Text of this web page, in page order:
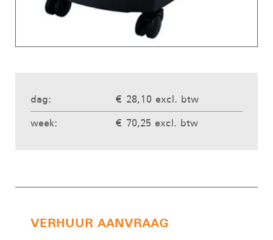
dag:
€ 28,10 excl. btw
week:
€ 70,25 excl. btw
VERHUUR AANVRAAG